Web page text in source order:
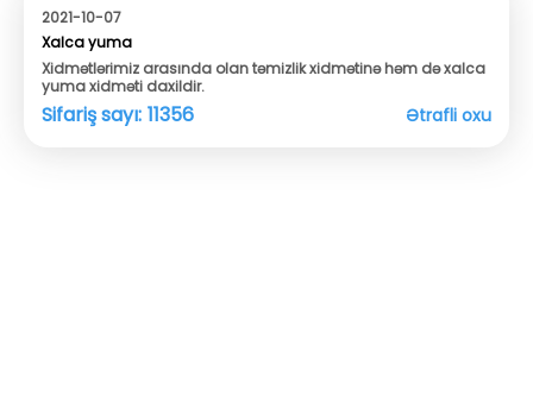
2021-10-07
Xalca yuma
Xidmətlərimiz arasında olan təmizlik xidmətinə həm də xalca
yuma xidməti daxildir.
Sifariş sayı: 11356 Ətrafli oxu